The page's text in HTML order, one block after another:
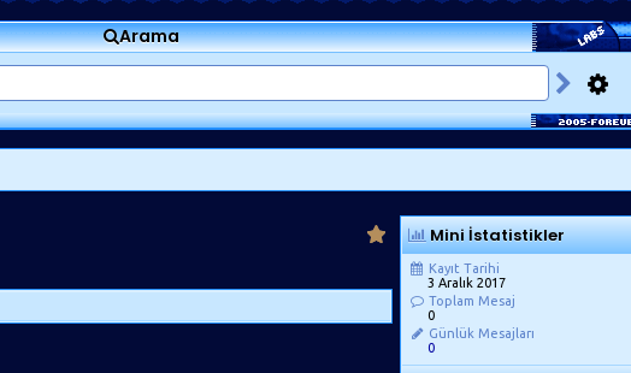
Arama
Mini İstatistikler
Kayıt Tarihi
3 Aralık 2017
Toplam Mesaj
0
Günlük Mesajları
0